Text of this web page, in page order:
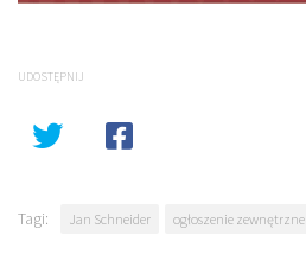
UDOSTĘPNIJ
Tagi: Jan Schneider ogłoszenie zewnętrzne